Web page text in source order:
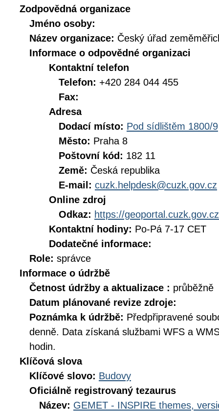
Zodpovědná organizace
Jméno osoby:
Název organizace: Český úřad
Informace o odpovědné organizaci
Kontaktní telefon
Telefon: +420 284 044 455
Fax:
Adresa
Dodací místo: Pod sídlištěm 1800/9
Město: Praha 8
Poštovní kód: 182 11
Země: Česká republika
E-mail: cuzk.helpdesk@cuzk.gov.cz
Online zdroj
Odkaz: https://geoportal.cuzk.gov.cz
Kontaktní hodiny: Po-Pá 7-17 CET
Dodatečné informace:
Role: správce
Informace o údržbě
Četnost údržby a aktualizace : průběžně
Datum plánované revize zdroje:
Poznámka k údržbě: Předpřipravené
denně. Data získaná službami WFS a
hodin.
Klíčová slova
Klíčové slovo: Budovy
Oficiálně registrovaný tezaurus
Název: GEMET - INSPIRE themes,